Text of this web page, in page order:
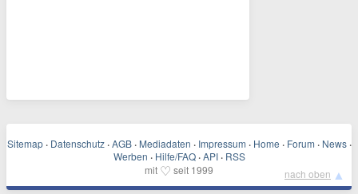
Sitemap · Datenschutz · AGB · Mediadaten · Impressum · Home · Forum · News ·
Werben · Hilfe/FAQ · API · RSS
mit ♡ seit 1999 nach oben ▲